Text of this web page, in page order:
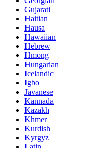
Gujarati
Haitian
Hausa
Hawaiian
Hebrew
Hmong
Hungarian
Icelandic
Igbo
Javanese
Kannada
Kazakh
Khmer
Kurdish
Kyrgyz